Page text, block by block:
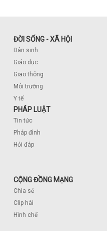
ĐỜI SỐNG - XÃ HỘI
Dân sinh
Giáo dục
Giao thông
Môi trường
Y tế
PHÁP LUẬT
Tin tức
Pháp đình
Hỏi đáp
CỘNG ĐỒNG MẠNG
Chia sẻ
Clip hài
Hình chế